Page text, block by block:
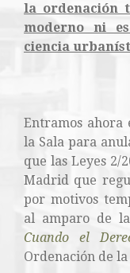
la ordenación
moderno ni
ciencia
Entramos ahora
la Sala para
que las Leyes 2/
Madrid que
por motivos
al amparo de
Cuando el
Ordenación de la